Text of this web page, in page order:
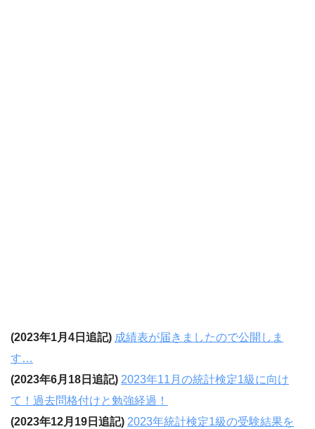
(2023年1月4日追記) 成績表が届きましたので公開しま
す…
(2023年6月18日追記) 2023年11月の統計検定1級に向け
て！過去問格付けと勉強経過！
(2023年12月19日追記) 2023年統計検定1級の受験結果を